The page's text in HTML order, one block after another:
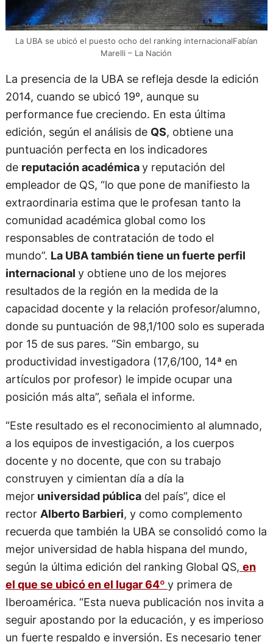
La UBA se ubicó el puesto ocho del ranking internacionalFabían
Marelli – La Nación
La presencia de la UBA se refleja desde la edición
2014, cuando se ubicó 19º, aunque su
performance fue creciendo. En esta última
edición, según el análisis de QS, obtiene una
puntuación perfecta en los indicadores
de reputación académicay reputación del
empleador de QS, “lo que pone de manifiesto la
extraordinaria estima que le profesan tanto la
comunidad académica global como los
responsables de contratación de todo el
mundo”. La UBA también tiene un fuerte perfil
internacional y obtiene uno de los mejores
resultados de la región en la medida de la
capacidad docente y la relación profesor/alumno,
donde su puntuación de 98,1/100 solo es superada
por 15 de sus pares. “Sin embargo, su
productividad investigadora (17,6/100, 14ª en
artículos por profesor) le impide ocupar una
posición más alta”, señala el informe.
“Este resultado es el reconocimiento al alumnado,
a los equipos de investigación, a los cuerpos
docente y no docente, que con su trabajo
construyen y cimientan día a día la
mejoruniversidad públicadel país”, dice el
rector Alberto Barbieri, y como complemento
recuerda que también la UBA se consolidó como la
mejor universidad de habla hispana del mundo,
según la última edición del ranking Global QS, en
el que se ubicó en el lugar 64º y primera de
Iberoamérica. “Esta nueva publicación nos invita a
seguir apostando por la educación, y es imperioso
un fuerte respaldo e inversión. Es necesario tener